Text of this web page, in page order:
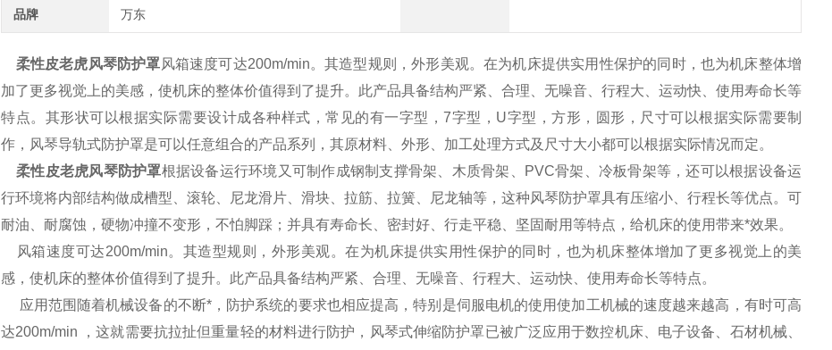
品牌 万东
柔性皮老虎风琴防护罩风箱速度可达200m/min。其造型规则，外形美观。在为机床提供实用性保护的同时，也为机床整体增
加了更多视觉上的美感，使机床的整体价值得到了提升。此产品具备结构严紧、合理、无噪音、行程大、运动快、使用寿命长等
特点。 其形状可以根据实际需要设计成各种样式，常见的有一字型，7字型，U字型，方形，圆形，尺寸可以根据实际需要制
作，风琴导轨式防护罩是可以任意组合的产品系列，其原材料、外形、加工处理方式及尺寸大小都可以根据实际情况而定。
柔性皮老虎风琴防护罩根据设备运行环境又可制作成钢制支撑骨架、木质骨架、PVC骨架、冷板骨架等，还可以根据设备运
行环境将内部结构做成槽型、滚轮、尼龙滑片、滑块、拉筋、拉簧、尼龙轴等，这种风琴防护罩具有压缩小、行程长等优点。可
耐油、耐腐蚀，硬物冲撞不变形，不怕脚踩；并具有寿命长、密封好、行走平稳、坚固耐用等特点，给机床的使用带来*效果。
风箱速度可达200m/min。其造型规则，外形美观。在为机床提供实用性保护的同时，也为机床整体增加了更多视觉上的美
感，使机床的整体价值得到了提升。此产品具备结构严紧、合理、无噪音、行程大、运动快、使用寿命长等特点。
应用范围随着机械设备的不断*，防护系统的要求也相应提高，特别是伺服电机的使用使加工机械的速度越来越高，有时可高
达200m/min ，这就需要抗拉扯但重量轻的材料进行防护，风琴式伸缩防护罩已被广泛应用于数控机床、电子设备、石材机械、